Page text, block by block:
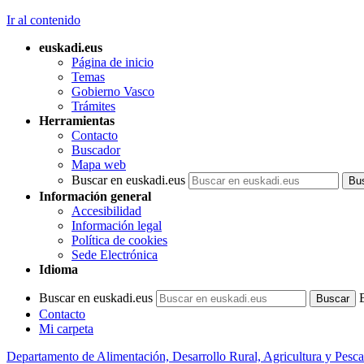
Ir al contenido
euskadi.eus
Página de inicio
Temas
Gobierno Vasco
Trámites
Herramientas
Contacto
Buscador
Mapa web
Buscar en euskadi.eus
Información general
Accesibilidad
Información legal
Política de cookies
Sede Electrónica
Idioma
Buscar en euskadi.eus
Contacto
Mi carpeta
Departamento de Alimentación, Desarrollo Rural, Agricultura y Pesca